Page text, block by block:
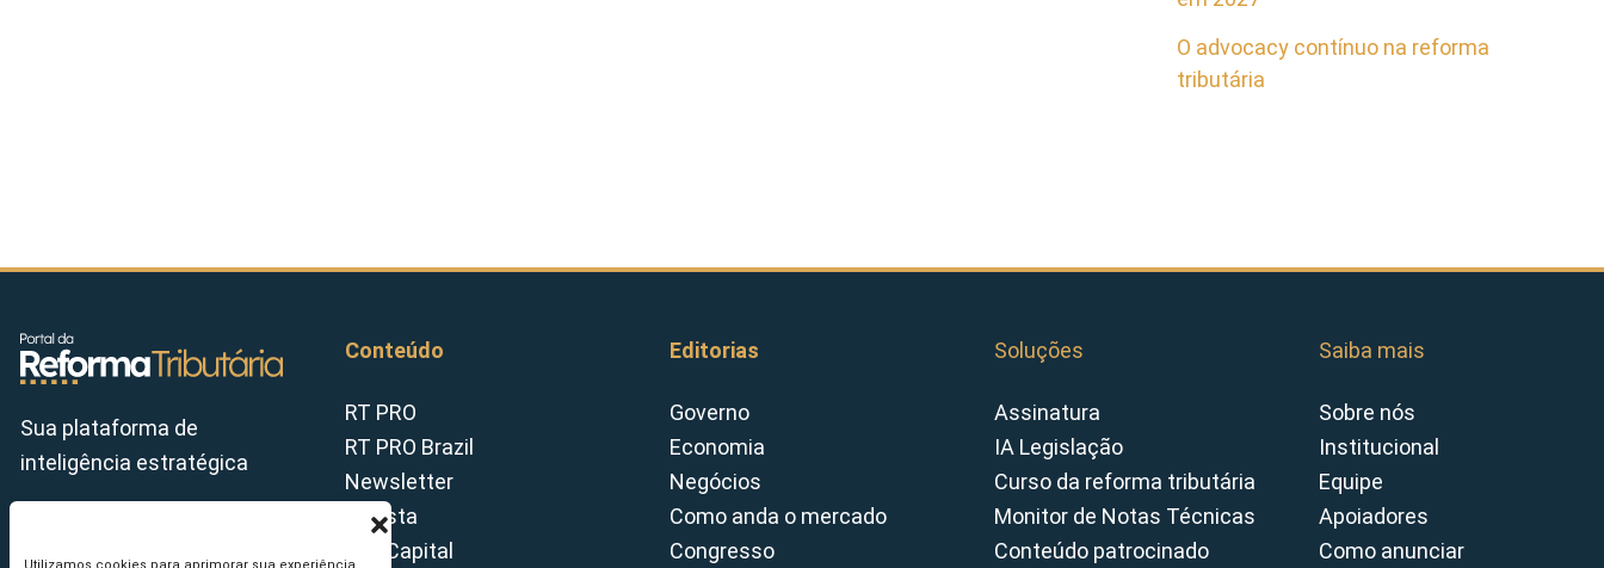
O advocacy contínuo na reforma
tributária
Sua plataforma de
inteligência estratégica
Conteúdo
RT PRO
RT PRO Brazil
Newsletter
Revista
Tax Capital
Editorias
Governo
Economia
Negócios
Como anda o mercado
Congresso
Soluções
Assinatura
IA Legislação
Curso da reforma tributária
Monitor de Notas Técnicas
Conteúdo patrocinado
Saiba mais
Sobre nós
Institucional
Equipe
Apoiadores
Como anunciar